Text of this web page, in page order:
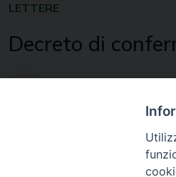
LETTERE
Decreto di
Diocesi di